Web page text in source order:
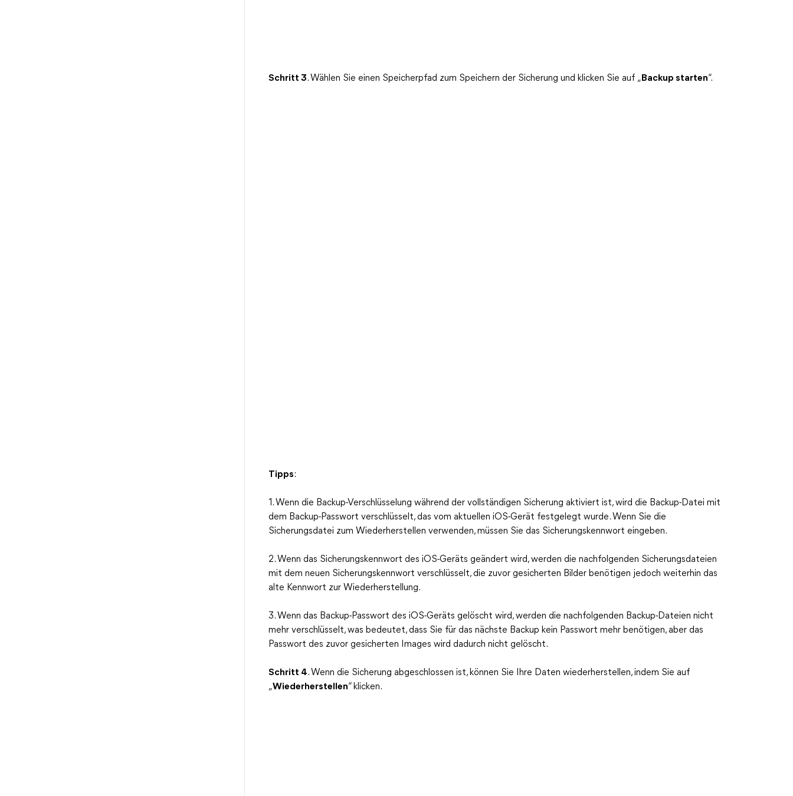
Schritt 3. Wählen Sie einen Speicherpfad zum Speichern der Sicherung und klicken Sie auf „ Backup starten“.
Tipps:
1. Wenn die Backup-Verschlüsselung während der vollständigen Sicherung aktiviert ist, wird die Backup-Datei mit
dem Backup-Passwort verschlüsselt, das vom aktuellen iOS-Gerät festgelegt wurde. Wenn Sie die
Sicherungsdatei zum Wiederherstellen verwenden, müssen Sie das Sicherungskennwort eingeben.
2. Wenn das Sicherungskennwort des iOS-Geräts geändert wird, werden die nachfolgenden Sicherungsdateien
mit dem neuen Sicherungskennwort verschlüsselt, die zuvor gesicherten Bilder benötigen jedoch weiterhin das
alte Kennwort zur Wiederherstellung.
3. Wenn das Backup-Passwort des iOS-Geräts gelöscht wird, werden die nachfolgenden Backup-Dateien nicht
mehr verschlüsselt, was bedeutet, dass Sie für das nächste Backup kein Passwort mehr benötigen, aber das
Passwort des zuvor gesicherten Images wird dadurch nicht gelöscht.
Schritt 4. Wenn die Sicherung abgeschlossen ist, können Sie Ihre Daten wiederherstellen, indem Sie auf
„Wiederherstellen“ klicken.